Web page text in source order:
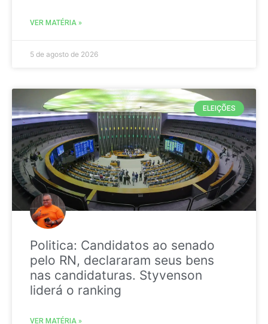
VER MATÉRIA »
5 de agosto de 2026
ELEIÇÕES
Politica: Candidatos ao senado
pelo RN, declararam seus bens
nas candidaturas. Styvenson
liderá o ranking
VER MATÉRIA »